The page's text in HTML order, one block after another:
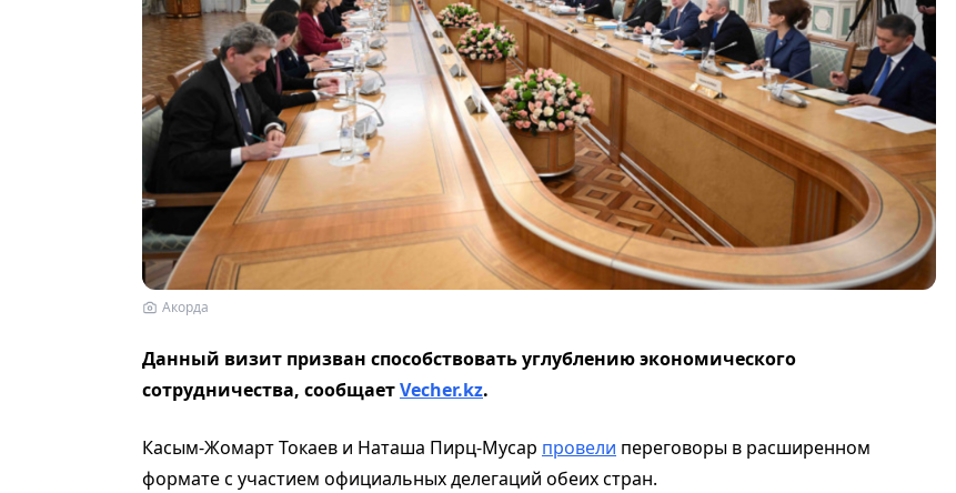
Акорда
Данный визит призван способствовать углублению экономического
сотрудничества, сообщаетVecher.kz.
Касым-Жомарт Токаев и Наташа Пирц-Мусар провели переговоры в расширенном
формате с участием официальных делегаций обеих стран.